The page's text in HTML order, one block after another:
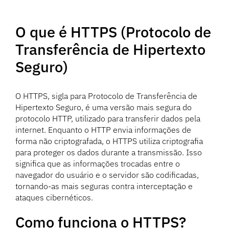
O que é HTTPS (Protocolo de
Transferência de Hipertexto
Seguro)
O HTTPS, sigla para Protocolo de Transferência de
Hipertexto Seguro, é uma versão mais segura do
protocolo HTTP, utilizado para transferir dados pela
internet. Enquanto o HTTP envia informações de
forma não criptografada, o HTTPS utiliza criptografia
para proteger os dados durante a transmissão. Isso
significa que as informações trocadas entre o
navegador do usuário e o servidor são codificadas,
tornando-as mais seguras contra interceptação e
ataques cibernéticos.
Como funciona o HTTPS?